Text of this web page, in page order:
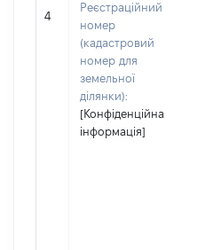
4
Реєстраційний
номер
(кадастровий
номер для
земельної
ділянки):
[Конфіденційна
інформація]